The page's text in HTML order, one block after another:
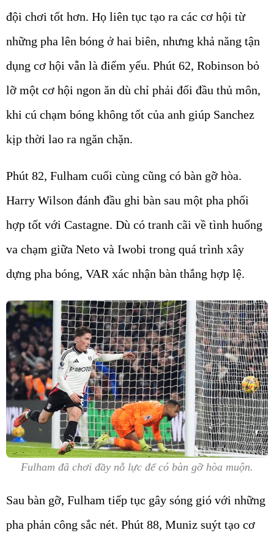
đội chơi tốt hơn. Họ liên tục tạo ra các cơ hội từ
những pha lên bóng ở hai biên, nhưng khả năng tận
dụng cơ hội vẫn là điểm yếu. Phút 62, Robinson bỏ
lỡ một cơ hội ngon ăn dù chỉ phải đối đầu thủ môn,
khi cú chạm bóng không tốt của anh giúp Sanchez
kịp thời lao ra ngăn chặn.
Phút 82, Fulham cuối cùng cũng có bàn gỡ hòa.
Harry Wilson đánh đầu ghi bàn sau một pha phối
hợp tốt với Castagne. Dù có tranh cãi về tình huống
va chạm giữa Neto và Iwobi trong quá trình xây
dựng pha bóng, VAR xác nhận bàn thắng hợp lệ.
Fulham đã chơi đầy nỗ lực để có bàn gỡ hòa muộn.
Sau bàn gỡ, Fulham tiếp tục gây sóng gió với những
pha phản công sắc nét. Phút 88, Muniz suýt tạo cơ